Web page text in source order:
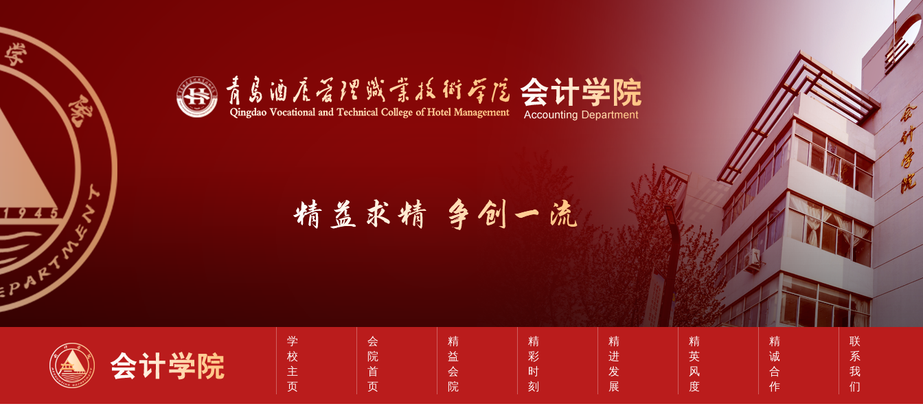
学
校
主
页
会
院
首
页
精
益
会
院
精
彩
时
刻
精
进
发
展
精
英
风
度
精
诚
合
作
联
系
我
们